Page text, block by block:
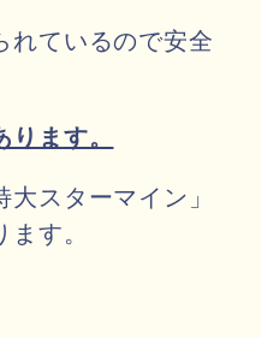
れているので安全
ます。
大スターマイン」
す。